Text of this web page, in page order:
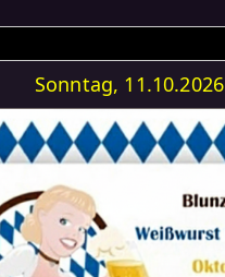
Sonntag, 11.10.2026